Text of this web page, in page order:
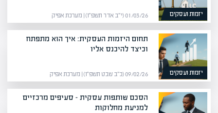
יזמות ועסקים 01/03/26 (י״ב אדר תשפ״ו) | מערכת אפיק
יזמות ועסקים
תחום היזמות העסקית: איך הוא מתפתח
וכיצד להיכנס אליו
09/02/26 (כ״ב שבט תשפ״ו) | מערכת אפיק
הסכם שותפות עסקית – סעיפים מרכזיים
למניעת מחלוקות